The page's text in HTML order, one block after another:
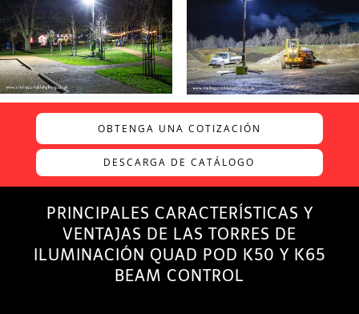
OBTENGA UNA COTIZACIÓN
DESCARGA DE CATÁLOGO
PRINCIPALES CARACTERÍSTICAS Y
VENTAJAS DE LAS TORRES DE
ILUMINACIÓN QUAD POD K50 Y K65
BEAM CONTROL